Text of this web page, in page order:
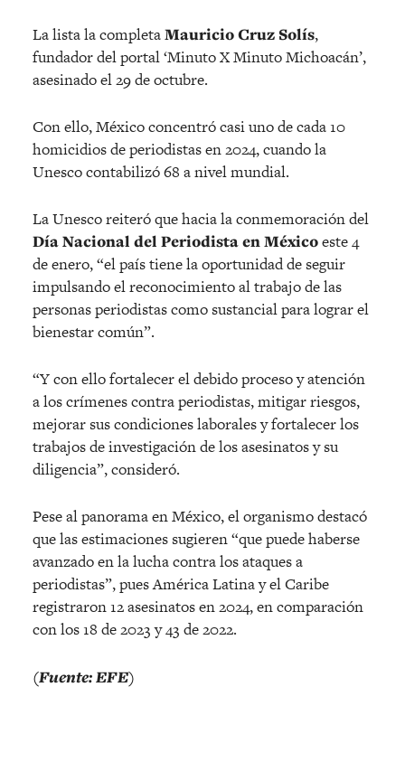
La lista la completaMauricio Cruz Solís,
fundador del portal ‘Minuto X Minuto Michoacán’,
asesinado el 29 de octubre.
Con ello, México concentró casi uno de cada 10
homicidios de periodistas en 2024, cuando la
Unesco contabilizó 68 a nivel mundial.
La Unesco reiteró que hacia la conmemoración del
Día Nacional del Periodista en Méxicoeste 4
de enero, “el país tiene la oportunidad de seguir
impulsando el reconocimiento al trabajo de las
personas periodistas como sustancial para lograr el
bienestar común”.
“Y con ello fortalecer el debido proceso y atención
a los crímenes contra periodistas, mitigar riesgos,
mejorar sus condiciones laborales y fortalecer los
trabajos de investigación de los asesinatos y su
diligencia”, consideró.
Pese al panorama en México, el organismo destacó
que las estimaciones sugieren “que puede haberse
avanzado en la lucha contra los ataques a
periodistas”, pues América Latina y el Caribe
registraron 12 asesinatos en 2024, en comparación
con los 18 de 2023 y 43 de 2022.
(Fuente: EFE)